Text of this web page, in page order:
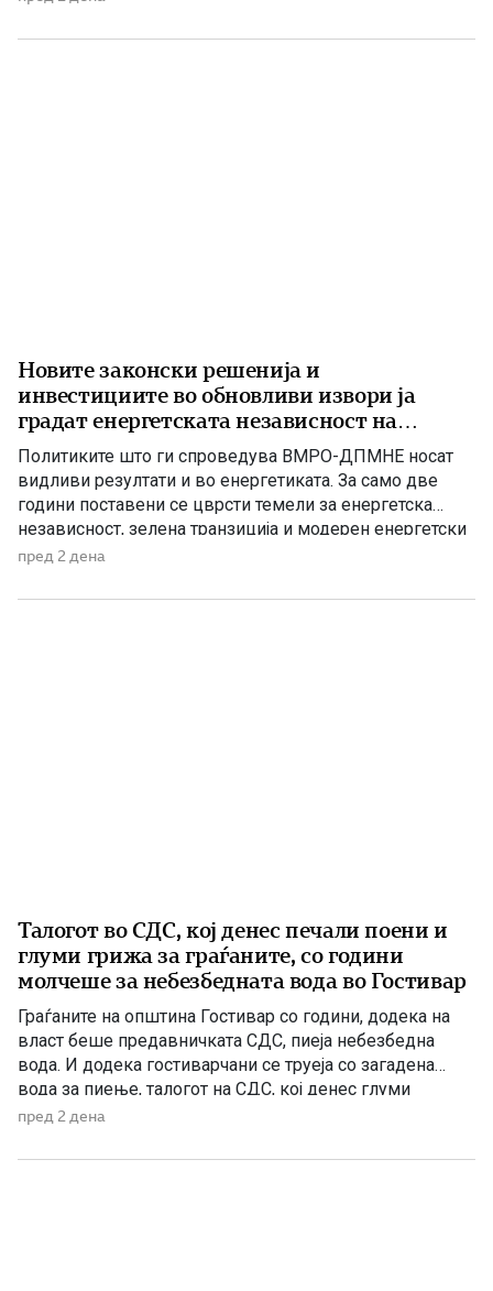
8. На потпишувањето во Владата присуствуваа
Новите законски решенија и
инвестициите во обновливи извори ја
градат енергетската независност на
Македонија
Политиките што ги спроведува ВМРО-ДПМНЕ носат
видливи резултати и во енергетиката. За само две
години поставени се цврсти темели за енергетска
независност, зелена транзиција и модерен енергетски
систем кој ќе обезбеди сигурност, нови инвестиции и
има нов Закон за енергетика, усогласен со европските
пред 2 дена
Талогот во СДС, кој денес печали поени и
глуми грижа за граѓаните, со години
молчеше за небезбедната вода во Гостивар
Граѓаните на општина Гостивар со години, додека на
власт беше предавничката СДС, пиеја небезбедна
вода. И додека гостиварчани се труеја со загадена
вода за пиење, талогот на СДС, кој денес глуми
загриженост, само за да ќари некој беден политички
анализи, во повеќе наврати во гостиварскиот
пред 2 дена